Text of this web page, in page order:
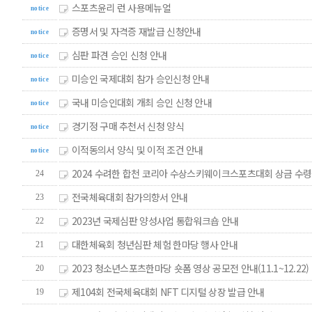
notice 스포츠윤리 런 사용메뉴얼
notice 증명서 및 자격증 재발급 신청안내
notice 심판 파견 승인 신청 안내
notice 미승인 국제대회 참가 승인신청 안내
notice 국내 미승인대회 개최 승인 신청 안내
notice 경기정 구매 추천서 신청 양식
notice 이적동의서 양식 및 이적 조건 안내
24 2024 수려한 합천 코리아 수상스키웨이크스포츠대회 상금 수
23 전국체육대회 참가의향서 안내
22 2023년 국제심판 양성사업 통합워크숍 안내
21 대한체육회 청년심판 체험 한마당 행사 안내
20 2023 청소년스포츠한마당 숏폼 영상 공모전 안내(11.1~12.22)
19 제104회 전국체육대회 NFT 디지털 상장 발급 안내